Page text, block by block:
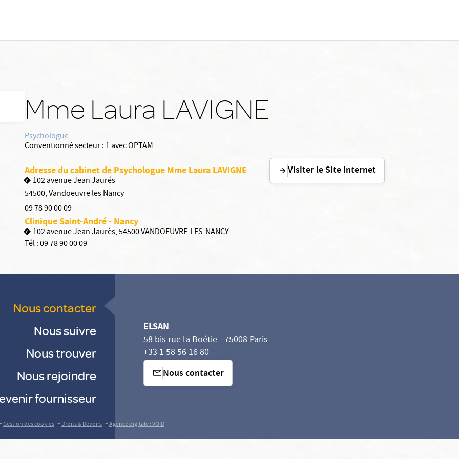
Mme Laura LAVIGNE
Psychologue
Conventionné secteur : 1 avec OPTAM
Adresse du cabinet de Psychologue Mme Laura LAVIGNE
102 avenue Jean Jaurés
54500,Vandoeuvre les Nancy
09 78 90 00 09
Clinique Saint-André - Nancy
102 avenue Jean Jaurès, 54500 VANDOEUVRE-LES-NANCY
Tél :09 78 90 00 09
Visiter le Site Internet
Nous contacter
Nous suivre
Nous trouver
Nous rejoindre
fournisseur
ELSAN
58 bis rue la Boétie - 75008 Paris
+33 1 58 56 16 80
Nous contacter
Gestion des cookies -Droits & Devoirs -Agence digitale : VOID